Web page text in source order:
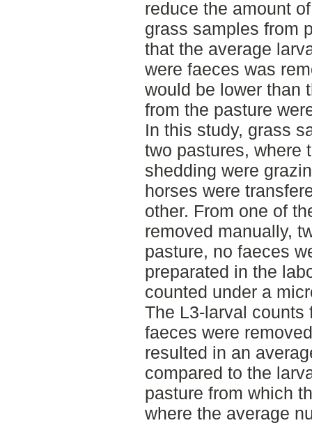
reduce the amount
grass samples from
that the average
were faeces was
would be lower than
from the pasture
In this study, grass
two pastures, where
shedding were
horses were
other. From one of
removed manually,
pasture, no faeces
preparated in the
counted under a
The L3-larval counts
faeces were
resulted in an
compared to the
pasture from which
where the average